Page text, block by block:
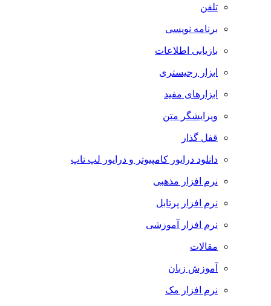
تلفن
برنامه نویسی
بازیابی اطلاعات
ابزار رجیستری
ابزارهای مفید
ویرایشگر متن
قفل گذار
دانلود درایور کامپیوتر و درایور لپ تاپ
نرم افزار مذهبی
نرم افزار پرتابل
نرم افزار آموزشی
مقالات
آموزش زبان
نرم افزار مک